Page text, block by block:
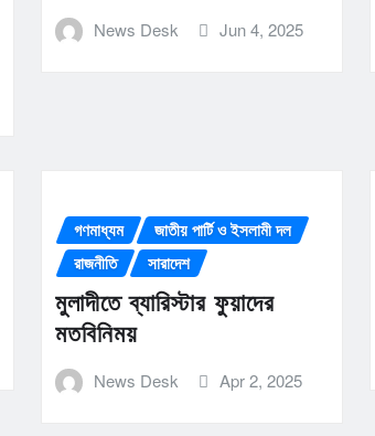
News Desk Jun 4, 2025
গণমাধ্যম
জাতীয় পার্টি ও ইসলামী দল
রাজনীতি
সারাদেশ
মুলাদীতে ব্যারিস্টার ফুয়াদের
মতবিনিময়
News Desk Apr 2, 2025